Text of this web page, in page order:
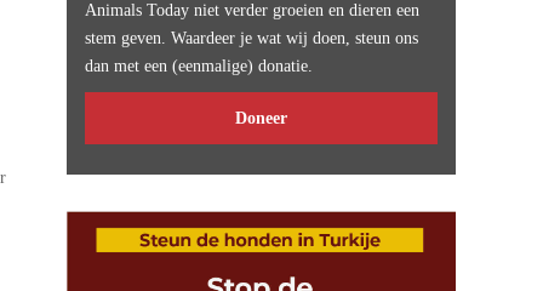
Animals Today niet verder groeien en dieren een
stem geven. Waardeer je wat wij doen, steun ons
dan met een (eenmalige) donatie.
Doneer